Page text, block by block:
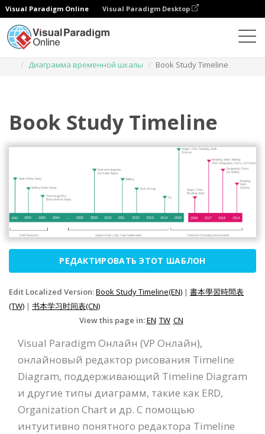
Visual Paradigm Online Visual Paradigm Desktop
Диаграмма временной шкалы
Book Study Timeline
Book Study Timeline
РЕДАКТИРОВАТЬ ЭТОТ ШАБЛОН
Edit Localized Version:Book Study Timeline(EN) | 書本學習時間表
(TW) | 书本学习时间表(CN)
View this page in:EN TW CN
Visual Paradigm Онлайн (VP Онлайн),
онлайновый редактор рисования Timeline
Diagram, поддерживающий Timeline Diagram
и другие типы диаграмм, такие как ERD,
Organization Chart и др. С помощью
интуитивно понятного редактора Timeline